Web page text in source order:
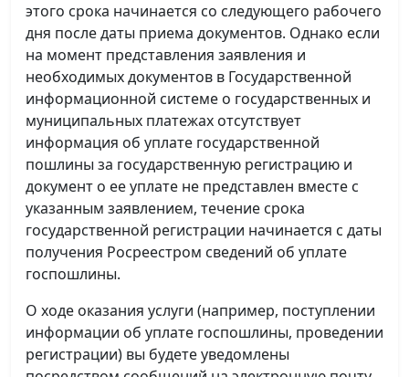
этого срока начинается со следующего рабочего
дня после даты приема документов. Однако если
на момент представления заявления и
необходимых документов в Государственной
информационной системе о государственных и
муниципальных платежах отсутствует
информация об уплате государственной
пошлины за государственную регистрацию и
документ о ее уплате не представлен вместе с
указанным заявлением, течение срока
государственной регистрации начинается с даты
получения Росреестром сведений об уплате
госпошлины.
О ходе оказания услуги (например, поступлении
информации об уплате госпошлины, проведении
регистрации) вы будете уведомлены